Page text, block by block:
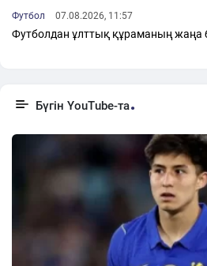
Футбол 07.08.2026, 11:57
Футболдан ұлттық құраманың жаңа
Бүгін YouTube-та